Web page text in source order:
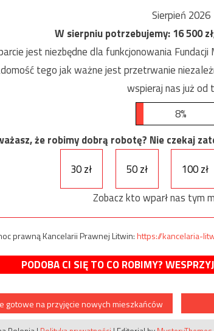
Sierpień 2026
W sierpniu potrzebujemy:16 500
jest niezbędne dla funkcjonowania Fundacji
tego jak ważne jest przetrwanie
wspieraj nas już od
8%
że robimy dobrą robotę? Nie czekaj
30 zł
50 zł 100 zł
Zobacz kto wparł nas tym
prawną Kancelarii Prawnej Litwin:https://kancelaria-
PODOBA CI SIĘ TO CO ROBIMY?
gotowe na przyjęcie nowych mieszkańców